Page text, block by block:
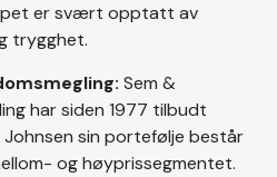
er svært opptatt av
trygghet.
Sem &
har siden 1977 tilbudt
Johnsen sin portefølje består
og høyprissegmentet.